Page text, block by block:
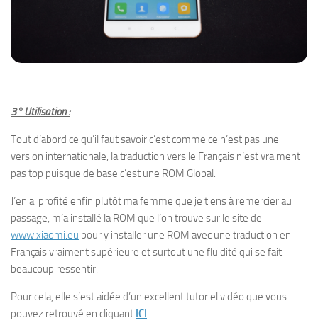
3° Utilisation :
Tout d’abord ce qu’il faut savoir c’est comme ce n’est pas une
version internationale, la traduction vers le Français n’est vraiment
pas top puisque de base c’est une ROM Global.
J’en ai profité enfin plutôt ma femme que je tiens à remercier au
passage, m’a installé la ROM que l’on trouve sur le site de
www.xiaomi.eu pour y installer une ROM avec une traduction en
Français vraiment supérieure et surtout une fluidité qui se fait
beaucoup ressentir.
Pour cela, elle s’est aidée d’un excellent tutoriel vidéo que vous
pouvez retrouvé en cliquant ICI